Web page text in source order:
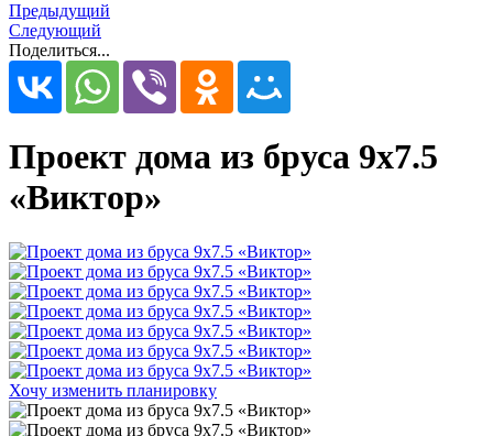
Предыдущий
Следующий
Поделиться...
Проект дома из бруса 9х7.5
«Виктор»
Хочу изменить планировку